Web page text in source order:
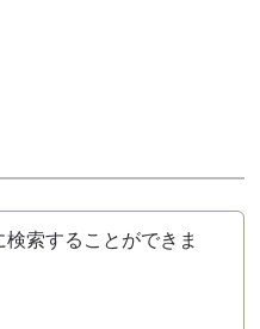
索することができま